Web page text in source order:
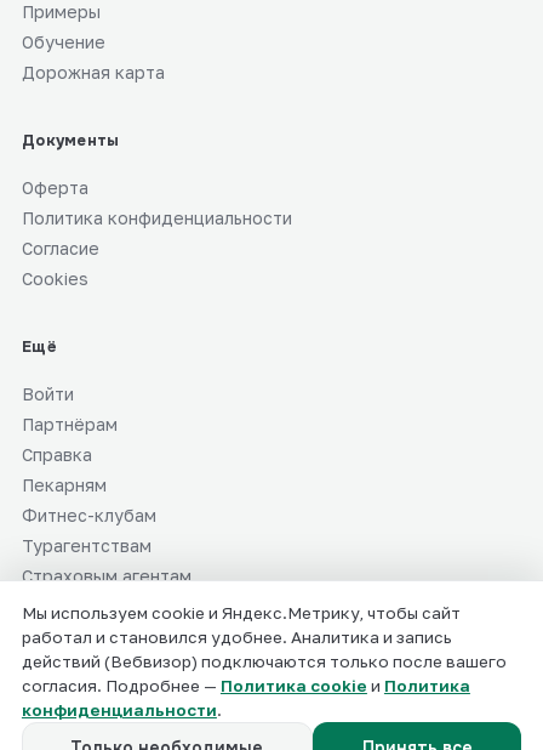
Примеры
Обучение
Дорожная карта
Документы
Оферта
Политика конфиденциальности
Согласие
Cookies
Ещё
Войти
Партнёрам
Справка
Пекарням
Фитнес-клубам
Турагентствам
Страховым агентам
СММ-специалистам
ИП Мальцев Валерий Валерьевич · ИНН 519041916737
info@smmaibro.ru
© 2025–2026 СММ АЙБРО
Мы используем cookie и Яндекс.Метрику, чтобы сайт
работал и становился удобнее. Аналитика и запись
действий (Вебвизор) подключаются только после вашего
согласия. Подробнее — Политика cookie и Политика
конфиденциальности.